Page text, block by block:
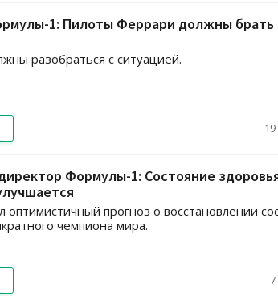
1: Пилоты Феррари должны брать
разобраться с ситуацией.
Формулы-1: Состояние
оптимистичный прогноз о восстановлении
чемпиона мира.
7